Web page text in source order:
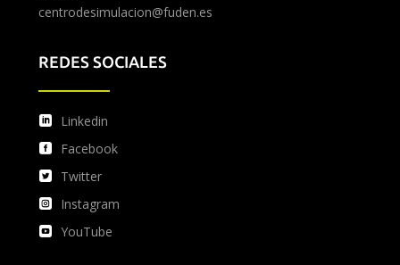
centrodesimulacion@fuden.es
REDES SOCIALES
Linkedin
Facebook
Twitter
Instagram
YouTube